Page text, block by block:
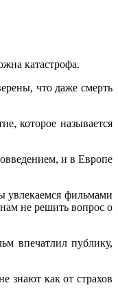
катастрофа.
что даже смерть
которое называется
и в Европе
увлекаемся фильмами
не решить вопрос о
впечатлил публику,
знают как от страхов